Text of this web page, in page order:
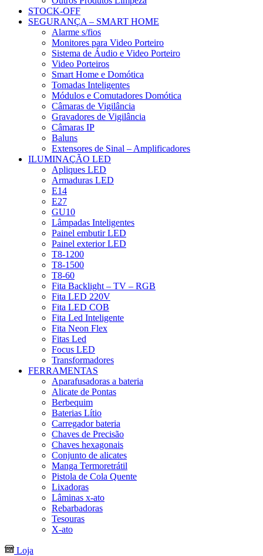
STOCK-OFF
SEGURANÇA – SMART HOME
Alarme s/fios
Monitores para Video Porteiro
Sistema de Áudio e Video Porteiro
Video Porteiros
Smart Home e Domótica
Tomadas Inteligentes
Módulos e Comutadores Domótica
Câmaras de Vigilância
Gravadores de Vigilância
Câmaras IP
Baluns
Extensores de Sinal – Amplificadores
ILUMINAÇÃO LED
Apliques LED
Armaduras LED
E14
E27
GU10
Lâmpadas Inteligentes
Painel embutir LED
Painel exterior LED
T8-1200
T8-1500
T8-60
Fita Backlight – TV – RGB
Fita LED 220V
Fita LED COB
Fita Led Inteligente
Fita Neon Flex
Fitas Led
Focus LED
Transformadores
FERRAMENTAS
Aparafusadoras a bateria
Alicate de Pontas
Berbequim
Baterias Lítio
Carregador bateria
Chaves de Precisão
Chaves hexagonais
Conjunto de alicates
Manga Termoretrátil
Pistola de Cola Quente
Lixadoras
Lâminas x-ato
Rebarbadoras
Tesouras
X-ato
Loja